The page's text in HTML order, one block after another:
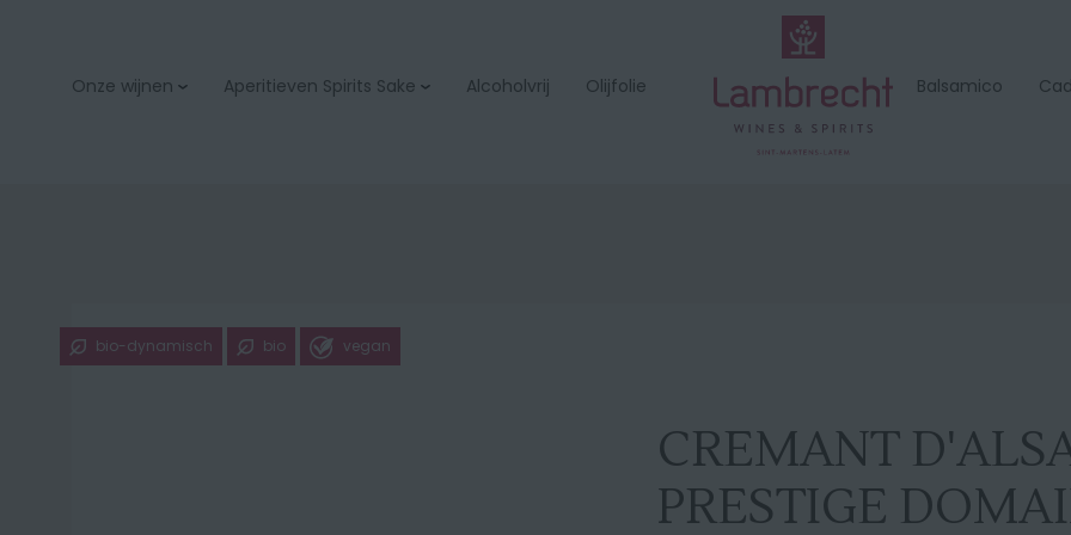
Onze wijnen
Zoet
Aperitieven Spirits Sake Alcoholvrij Olijfolie Balsamico
bio-dynamisch bio vegan
CREMANT
PRESTIGE